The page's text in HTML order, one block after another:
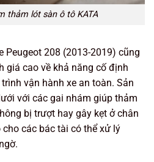
thảm lót sàn ô tô KATA
Peugeot 208 (2013-2019) cũng
giá cao về khả năng cố định
vận hành xe an toàn. Sản
với các gai nhám giúp thảm
bị trượt hay gây kẹt ở chân
các bác tài có thể xử lý